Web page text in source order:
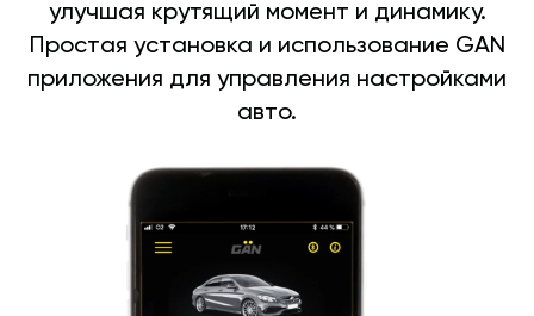
улучшая крутящий момент и динамику.
Простая установка и использование GAN
приложения для управления настройками
авто.